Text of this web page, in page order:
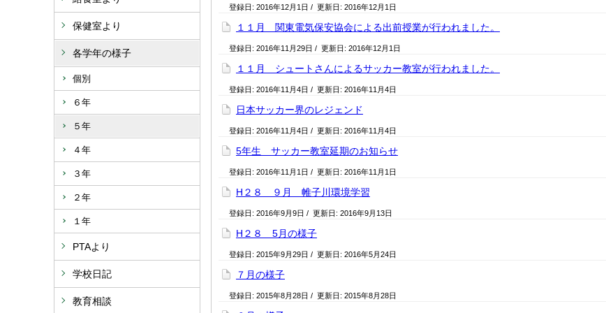
保健室より
各学年の様子
個別
６年
５年
４年
３年
２年
１年
PTAより
学校日記
教育相談
登録日: 2016年12月1日 / 更新日: 2016年12月1日
１１月 関東電気保安協会による出前授業が行われました。
登録日: 2016年11月29日 / 更新日: 2016年12月1日
１１月 シュートさんによるサッカー教室が行われました。
登録日: 2016年11月4日 / 更新日: 2016年11月4日
日本サッカー界のレジェンド
登録日: 2016年11月4日 / 更新日: 2016年11月4日
5年生 サッカー教室延期のお知らせ
登録日: 2016年11月1日 / 更新日: 2016年11月1日
H２８ ９月 帷子川環境学習
登録日: 2016年9月9日 / 更新日: 2016年9月13日
H２８ 5月の様子
登録日: 2015年9月29日 / 更新日: 2016年5月24日
７月の様子
登録日: 2015年8月28日 / 更新日: 2015年8月28日